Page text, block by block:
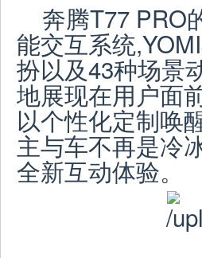
奔腾T77 PRO
能交互系统
扮以及43种场景
地展现在用户面
以个性化定制唤
主与车不再是冷
全新互动体验。